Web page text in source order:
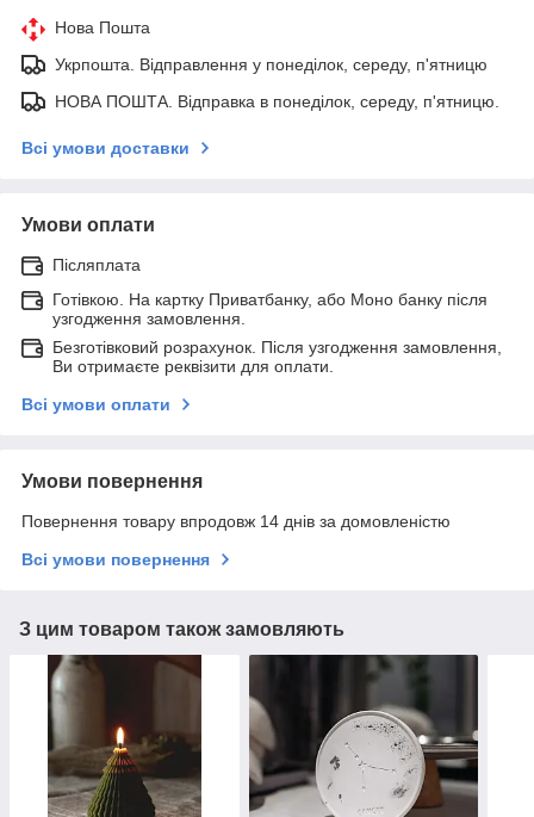
Нова Пошта
Укрпошта. Відправлення у понеділок, середу, п'ятницю
НОВА ПОШТА. Відправка в понеділок, середу, п'ятницю.
Всі умови доставки
Умови оплати
Післяплата
Готівкою. На картку Приватбанку, або Моно банку після
узгодження замовлення.
Безготівковий розрахунок. Після узгодження замовлення,
Ви отримаєте реквізити для оплати.
Всі умови оплати
Умови повернення
Повернення товару впродовж 14 днів за домовленістю
Всі умови повернення
З цим товаром також замовляють